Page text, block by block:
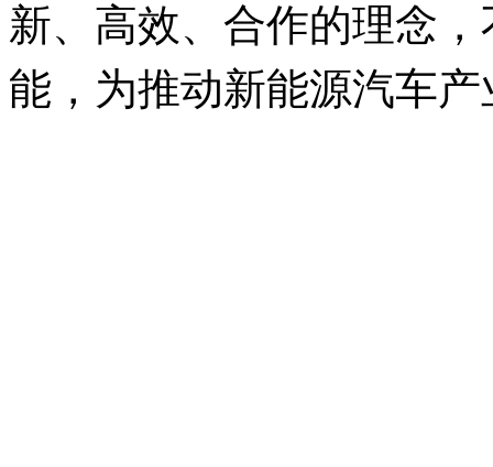
新、高效、合作的理念
能，为推动新能源汽车